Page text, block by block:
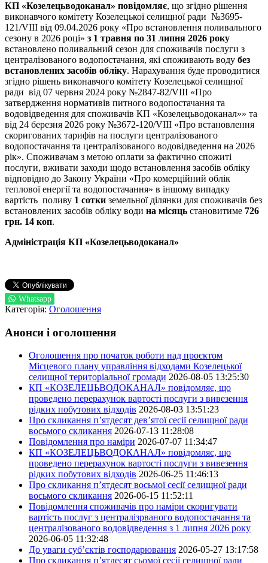
КП «Козелецьводоканал» повідомляє, що згідно рішення
виконавчого комітету Козелецької селищної ради №3695-
121/VIII від 09.04.2026 року «Про встановлення поливального
сезону в 2026 році» з 1 травня по 31 липня 2026 року
встановлено поливальний сезон для споживачів послуги з
централізованого водопостачання, які споживають воду без
встановлених засобів обліку. Нарахування буде проводитися
згідно рішень виконавчого комітету Козелецької селищної
ради від 07 червня 2024 року №2847-82/VIII «Про
затвердження нормативів питного водопостачання та
водовідведення для споживачів КП «Козелецьводоканал»» та
від 24 березня 2026 року №3672-120/VIII «Про встановлення
скоригованих тарифів на послуги централізованого
водопостачання та централізованого водовідведення на 2026
рік». Споживачам з метою оплати за фактично спожиті
послуги, вживати заходи щодо встановлення засобів обліку
відповідно до Закону України «Про комерційний облік
теплової енергії та водопостачання» в іншому випадку
вартість поливу 1 сотки земельної ділянки для споживачів без
встановлених засобів обліку води на місяць становитиме 726
грн. 14 коп.
Адміністрація КП «Козелецьводоканал»
Whatsapp
Категорія: Оголошення
Анонси і оголошення
Оголошення про початок роботи над проєктом
Місцевого плану управління відходами Козелецької
селищної територіальної громади 2026-08-05 13:25:30
КП «КОЗЕЛЕЦЬВОДОКАНАЛ» повідомляє, що
проведено перерахунок вартості послуги з вивезення
рідких побутових відходів 2026-08-03 13:51:23
Про скликання п’ятдесят дев’ятої сесії селищної ради
восьмого скликання 2026-07-13 11:28:08
Повідомлення про наміри 2026-07-07 11:34:47
КП «КОЗЕЛЕЦЬВОДОКАНАЛ» повідомляє, що
проведено перерахунок вартості послуги з вивезення
рідких побутових відходів 2026-06-25 11:46:13
Про скликання п’ятдесят восьмої сесії селищної ради
восьмого скликання 2026-06-15 11:52:11
Повідомлення споживачів про наміри скоригувати
вартість послуг з централізрваного водопостачання та
централізованого водовідведення з 1 липня 2026 року
2026-06-05 11:32:48
До уваги суб’єктів господарювання 2026-05-27 13:17:58
Про скликання п’ятдесят сьомої сесії селищної ради